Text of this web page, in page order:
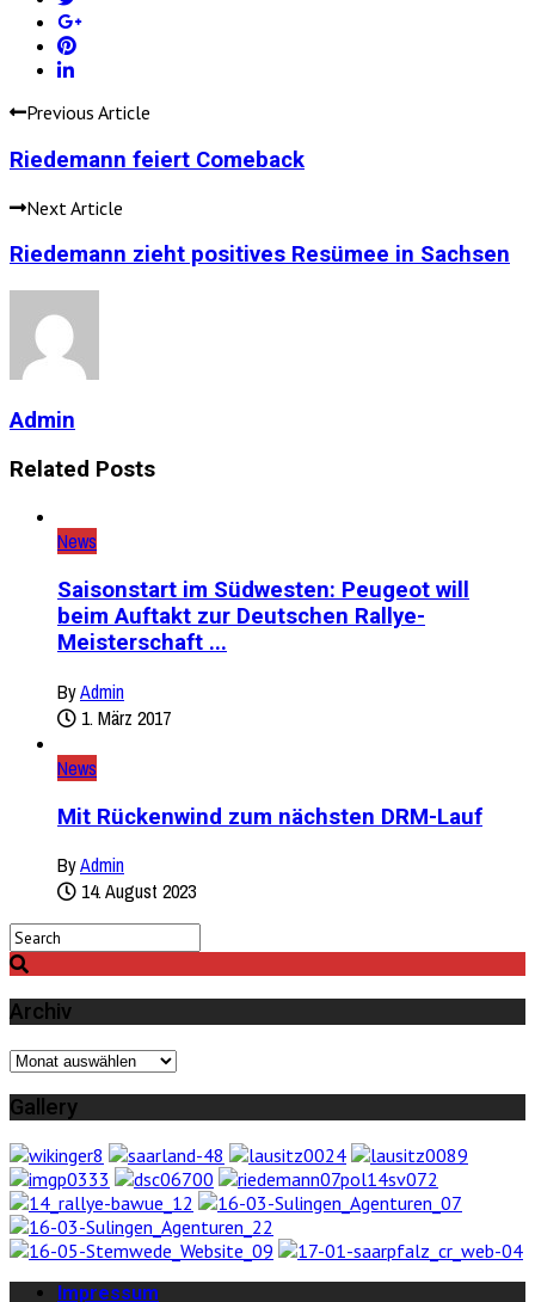
Previous Article
Riedemann feiert Comeback
Next Article
Riedemann zieht positives Resümee in Sachsen
Admin
Related Posts
News
Saisonstart im Südwesten: Peugeot will
beim Auftakt zur Deutschen Rallye-
Meisterschaft ...
ByAdmin
1. März 2017
News
Mit Rückenwind zum nächsten DRM-Lauf
ByAdmin
14. August 2023
Archiv
Archiv
Gallery
Impressum